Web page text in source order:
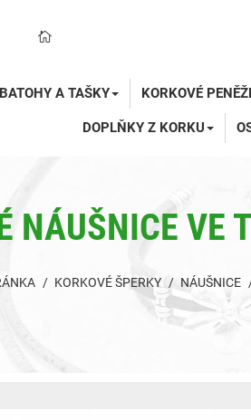
A TAŠKY KORKOVÉ
DOPLŇKY Z KORKU
NÁUŠNICE VE
KORKOVÉ ŠPERKY NÁUŠNICE